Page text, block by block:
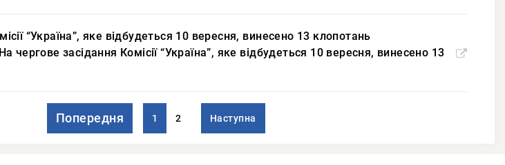
“Україна”, яке відбудеться 10 вересня, винесено 13 клопотань
чергове засідання Комісії “Україна”, яке відбудеться 10 вересня, винесено 13
Попередня 1 2 Наступна